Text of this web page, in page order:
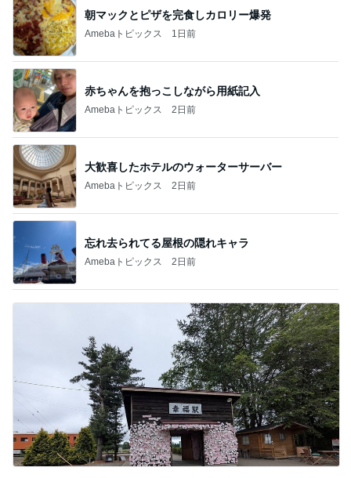
朝マックとピザを完食しカロリー爆発
Amebaトピックス 1日前
赤ちゃんを抱っこしながら用紙記入
Amebaトピックス 2日前
大歓喜したホテルのウォーターサーバー
Amebaトピックス 2日前
忘れ去られてる屋根の隠れキャラ
Amebaトピックス 2日前